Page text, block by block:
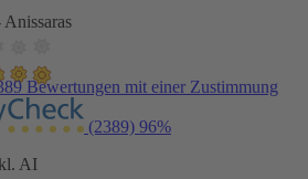
Bewertungen mit einer Zustimmung
(2389) 96%
AI